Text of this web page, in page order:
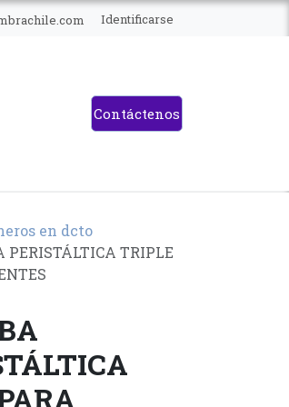
Identificarse
Contáctenos
en dcto
PERISTÁLTICA TRIPLE